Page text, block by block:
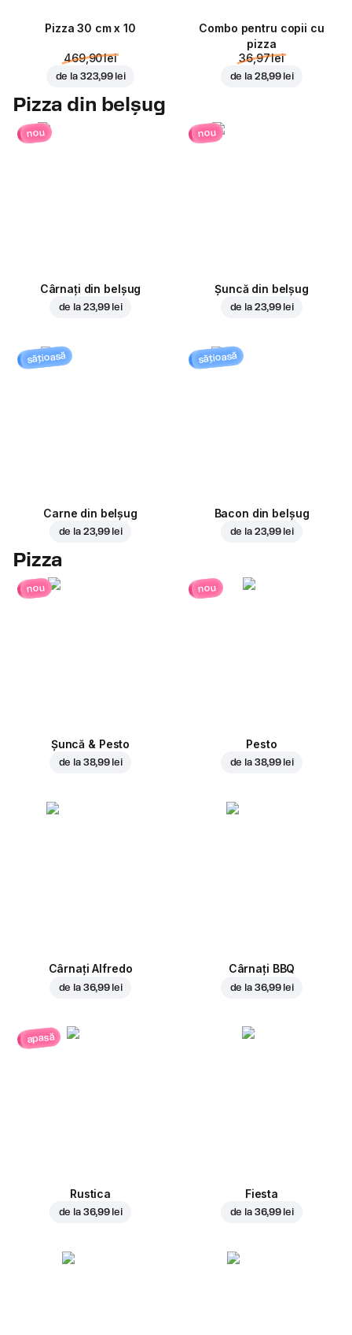
Pizza 30 cm x 10
469,90 lei
de la 323,99 lei
Combo pentru copii cu
pizza
36,97 lei
de la 28,99 lei
Pizza din belșug
nou
Cârnați din belșug
de la 23,99 lei
nou
Șuncă din belșug
de la 23,99 lei
sățioasă
Carne din belșug
de la 23,99 lei
sățioasă
Bacon din belșug
de la 23,99 lei
Pizza
nou
Șuncă & Pesto
de la 38,99 lei
nou
Pesto
de la 38,99 lei
Cârnați Alfredo
de la 36,99 lei
Cârnați BBQ
de la 36,99 lei
apasă
Rustica
de la 36,99 lei
Fiesta
de la 36,99 lei